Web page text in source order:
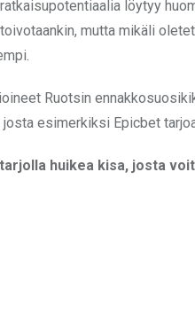
löytyy
mutta mikäli
Ruotsin
esimerkiksi Epicbet
huikea kisa, josta